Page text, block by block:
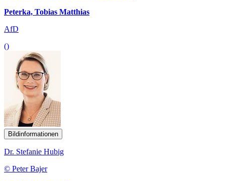
Peterka, Tobias Matthias
AfD
()
Bildinformationen
Dr. Stefanie Hubig
© Peter Bajer